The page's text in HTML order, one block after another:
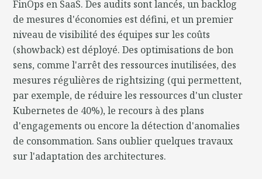
FinOps en SaaS. Des audits sont lancés, un backlog
de mesures d'économies est défini, et un premier
niveau de visibilité des équipes sur les coûts
(showback) est déployé. Des optimisations de bon
sens, comme l'arrêt des ressources inutilisées, des
mesures régulières de rightsizing (qui permettent,
par exemple, de réduire les ressources d'un cluster
Kubernetes de 40%), le recours à des plans
d'engagements ou encore la détection d'anomalies
de consommation. Sans oublier quelques travaux
sur l'adaptation des architectures.